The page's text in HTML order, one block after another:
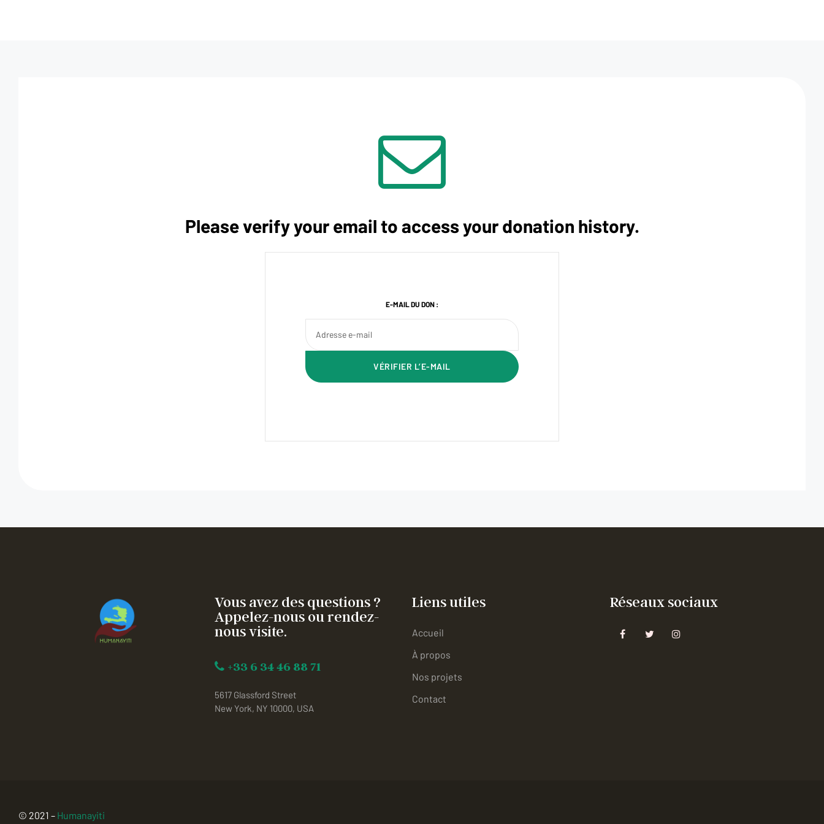
Please verify your email to access your donation history.
E-MAIL DU DON :
Vous avez des questions ?
Appelez-nous ou rendez-
nous visite.
+33 6 34 46 88 71
5617 Glassford Street
New York, NY 10000, USA
Liens utiles
Accueil
À propos
Nos projets
Contact
Réseaux sociaux
© 2021 – Humanayiti